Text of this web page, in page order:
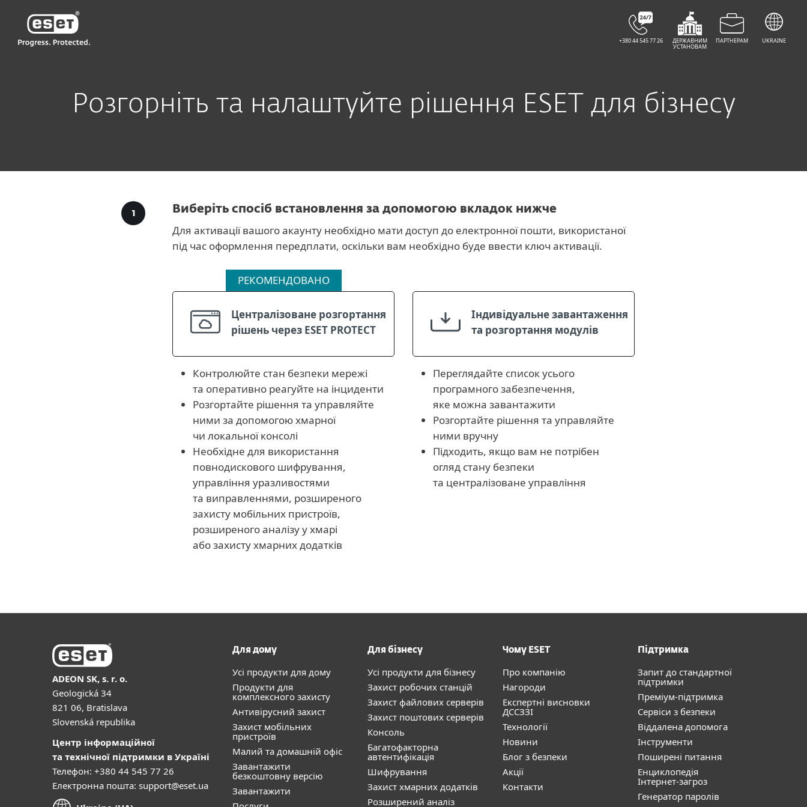
Розгорніть та налаштуйте рішення ESET для бізнесу
Виберіть спосіб встановлення за допомогою вкладок нижче
Для активації вашого акаунту необхідно мати доступ до електронної пошти, використаної
під час оформлення передплати, оскільки вам необхідно буде ввести ключ активації.
РЕКОМЕНДОВАНО
Централізоване розгортання
рішень через ESET PROTECT
Індивідуальне завантаження
та розгортання модулів
Контролюйте стан безпеки мережі
та оперативно реагуйте на інциденти
Розгортайте рішення та управляйте
ними за допомогою хмарної
чи локальної консолі
Необхідне для використання
повнодискового шифрування,
управління уразливостями
та виправленнями, розширеного
захисту мобільних пристроїв,
розширеного аналізу у хмарі
або захисту хмарних додатків
Переглядайте список усього
програмного забезпечення,
яке можна завантажити
Розгортайте рішення та управляйте
ними вручну
Підходить, якщо вам не потрібен
огляд стану безпеки
та централізоване управління
UA Для бізнесу
ESET
+380 44 545 77 26 ДЕРЖАВНИМ
УСТАНОВАМ
ПАРТНЕРАМ UKRAINE
ADEON SK, s. r. o.
Geologická 34
821 06, Bratislava
Slovenská republika
Центр інформаційної
та технічної підтримки в Україні
Телефон: +380 44 545 77 26
Електронна пошта: support@eset.ua
Для дому
Усі продукти для дому
Продукти для
комплексного захисту
Антивірусний захист
Захист мобільних
пристроїв
Малий та домашній офіс
Завантажити
безкоштовну версію
Завантажити
Для бізнесу
Усі продукти для бізнесу
Захист робочих станцій
Захист файлових серверів
Захист поштових серверів
Консоль
Багатофакторна
автентифікація
Шифрування
Захист хмарних додатків
Розширений аналіз
Чому ESET
Про компанію
Нагороди
Експертні висновки
ДССЗЗІ
Технології
Новини
Блог з безпеки
Акції
Контакти
Підтримка
Запит до стандартної
підтримки
Преміум-підтримка
Сервіси з безпеки
Віддалена допомога
Інструменти
Поширені питання
Енциклопедія
Інтернет-загроз
Генератор паролів